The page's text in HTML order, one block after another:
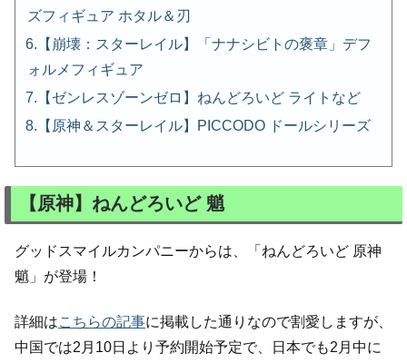
ズフィギュア ホタル＆刃
【崩壊：スターレイル】「ナナシビトの褒章」デフ
ォルメフィギュア
【ゼンレスゾーンゼロ】ねんどろいど ライトなど
【原神＆スターレイル】PICCODO ドールシリーズ
【原神】ねんどろいど 魈
グッドスマイルカンパニーからは、「ねんどろいど 原神
魈」が登場！
詳細はこちらの記事に掲載した通りなので割愛しますが、
中国では2月10日より予約開始予定で、日本でも2月中に